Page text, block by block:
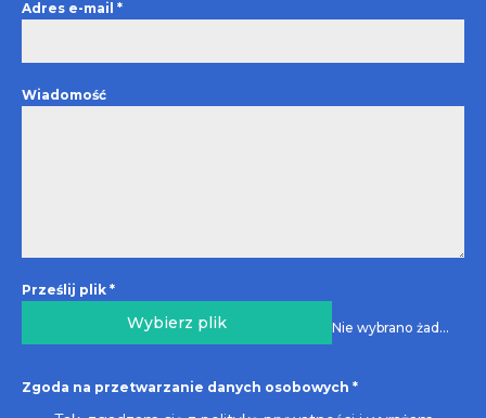
Adres e-mail *
Wiadomość
Prześlij plik *
Wybierz plik Nie wybrano żadnego pliku
Zgoda na przetwarzanie danych osobowych *